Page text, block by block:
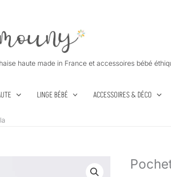
haute made in France et accessoires bébé
LINGE BÉBÉ ACCESSOIRES & DÉCO
quantité